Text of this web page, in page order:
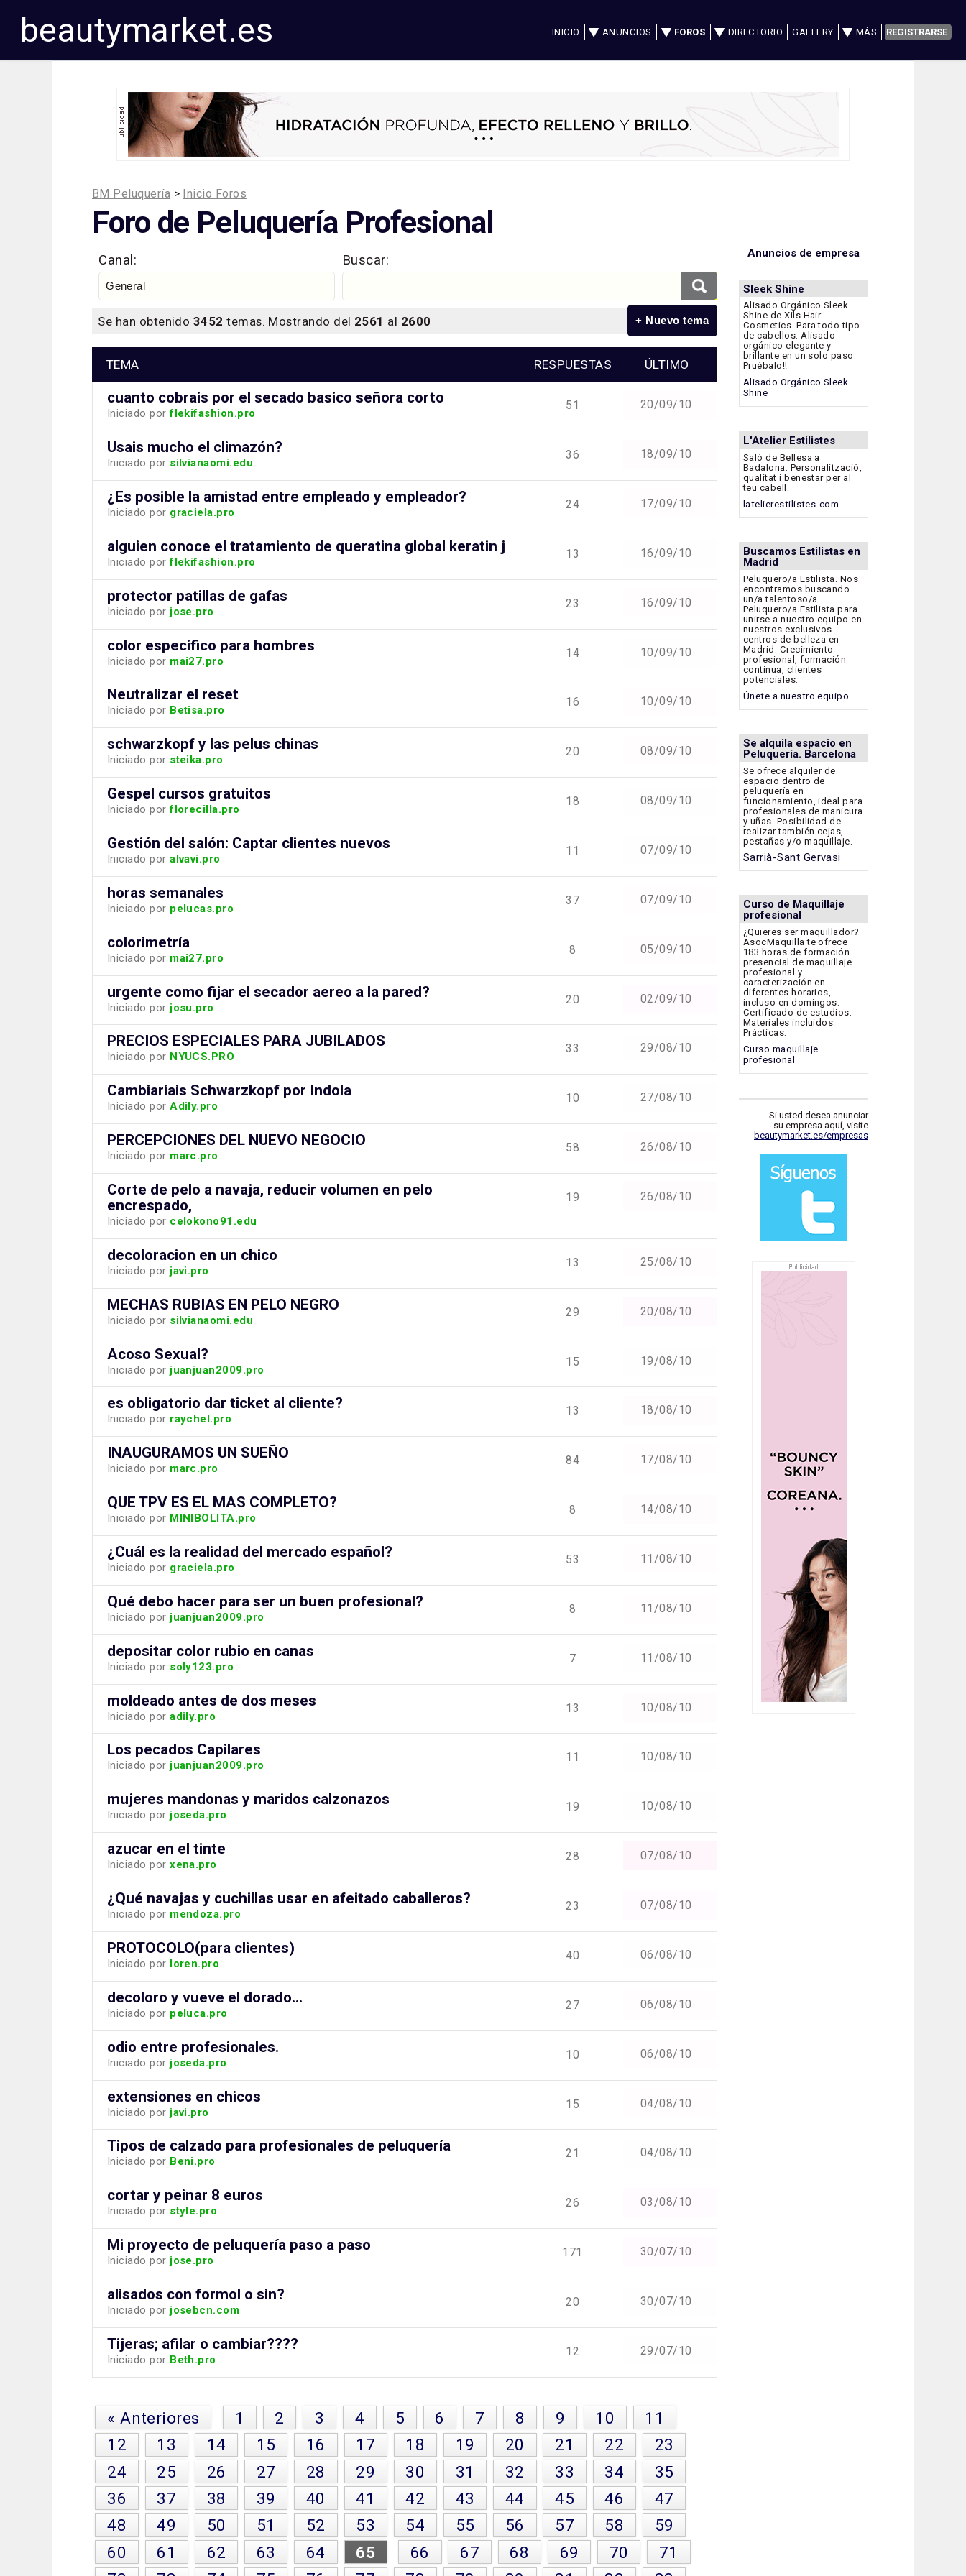
beautymarket.es INICIO ANUNCIOS FOROS DIRECTORIO GALLERY MÁS REGISTRARSE
BM Peluquería > Inicio Foros
Foro de Peluquería Profesional
Canal: Buscar:
+ Nuevo tema
Se han obtenido 3452 temas. Mostrando del 2561 al 2600
TEMA RESPUESTAS ÚLTIMO
cuanto cobrais por el secado basico señora corto
Iniciado porflekifashion.pro
51 20/09/10
Usais mucho el climazón?
Iniciado por silvianaomi.edu
36 18/09/10
¿Es posible la amistad entre empleado y empleador?
Iniciado por graciela.pro
24 17/09/10
alguien conoce el tratamiento de queratina global keratin j
Iniciado porflekifashion.pro
13 16/09/10
protector patillas de gafas
Iniciado por jose.pro
23 16/09/10
color especifico para hombres
Iniciado por mai27.pro
14 10/09/10
Neutralizar el reset
Iniciado por Betisa.pro
16 10/09/10
schwarzkopf y las pelus chinas
Iniciado por steika.pro
20 08/09/10
Gespel cursos gratuitos
Iniciado porflorecilla.pro
18 08/09/10
Gestión del salón: Captar clientes nuevos
Iniciado poralvavi.pro
11 07/09/10
horas semanales
Iniciado por pelucas.pro
37 07/09/10
colorimetría
Iniciado por mai27.pro
8 05/09/10
urgente como fijar el secador aereo a la pared?
Iniciado por josu.pro
20 02/09/10
PRECIOS ESPECIALES PARA JUBILADOS
Iniciado por NYUCS.PRO
33 29/08/10
Cambiariais Schwarzkopf por Indola
Iniciado porAdily.pro
10 27/08/10
PERCEPCIONES DEL NUEVO NEGOCIO
Iniciado por marc.pro
58 26/08/10
Corte de pelo a navaja, reducir volumen en pelo
encrespado,
Iniciado por celokono91.edu
19 26/08/10
decoloracion en un chico
Iniciado por javi.pro
13 25/08/10
MECHAS RUBIAS EN PELO NEGRO
Iniciado por silvianaomi.edu
29 20/08/10
Acoso Sexual?
Iniciado por juanjuan2009.pro
15 19/08/10
es obligatorio dar ticket al cliente?
Iniciado por raychel.pro
13 18/08/10
INAUGURAMOS UN SUEÑO
Iniciado por marc.pro
84 17/08/10
QUE TPV ES EL MAS COMPLETO?
Iniciado por MINIBOLITA.pro
8 14/08/10
¿Cuál es la realidad del mercado español?
Iniciado por graciela.pro
53 11/08/10
Qué debo hacer para ser un buen profesional?
Iniciado por juanjuan2009.pro
8 11/08/10
depositar color rubio en canas
Iniciado por soly123.pro
7 11/08/10
moldeado antes de dos meses
Iniciado poradily.pro
13 10/08/10
Los pecados Capilares
Iniciado por juanjuan2009.pro
11 10/08/10
mujeres mandonas y maridos calzonazos
Iniciado por joseda.pro
19 10/08/10
azucar en el tinte
Iniciado porxena.pro
28 07/08/10
¿Qué navajas y cuchillas usar en afeitado caballeros?
Iniciado por mendoza.pro
23 07/08/10
PROTOCOLO(para clientes)
Iniciado por loren.pro
40 06/08/10
decoloro y vueve el dorado...
Iniciado por peluca.pro
27 06/08/10
odio entre profesionales.
Iniciado por joseda.pro
10 06/08/10
extensiones en chicos
Iniciado por javi.pro
15 04/08/10
Tipos de calzado para profesionales de peluquería
Iniciado por Beni.pro
21 04/08/10
cortar y peinar 8 euros
Iniciado por style.pro
26 03/08/10
Mi proyecto de peluquería paso a paso
Iniciado por jose.pro
171 30/07/10
alisados con formol o sin?
Iniciado por josebcn.com
20 30/07/10
Tijeras; afilar o cambiar????
Iniciado por Beth.pro
12 29/07/10
« Anteriores 1 2 3 4 5 6 7 8 9 10
11
12
13 14 15 16 17 18 19 20 21 22
23
24
25 26 27 28 29 30 31 32 33 34
35
36
37 38 39 40 41 42 43 44 45 46
47
48
49 50 51 52 53 54 55 56 57 58
59
60
61 62 63 64 65 66 67 68 69 70
71
Anuncios de empresa
Sleek Shine
Alisado Orgánico Sleek
Shine de Xils Hair
Cosmetics. Para todo tipo
de cabellos. Alisado
orgánico elegante y
brillante en un solo paso.
Pruébalo!!
Alisado Orgánico Sleek
Shine
L'Atelier Estilistes
Saló de Bellesa a
Badalona. Personalització,
qualitat i benestar per al
teu cabell.
latelierestilistes.com
Buscamos Estilistas en
Madrid
Peluquero/a Estilista. Nos
encontramos buscando
un/a talentoso/a
Peluquero/a Estilista para
unirse a nuestro equipo en
nuestros exclusivos
centros de belleza en
Madrid. Crecimiento
profesional, formación
continua, clientes
potenciales.
Únete a nuestro equipo
Se alquila espacio en
Peluquería. Barcelona
Se ofrece alquiler de
espacio dentro de
peluquería en
funcionamiento, ideal para
profesionales de manicura
y uñas. Posibilidad de
realizar también cejas,
pestañas y/o maquillaje.
Sarrià-Sant Gervasi
Curso de Maquillaje
profesional
¿Quieres ser maquillador?
AsocMaquilla te ofrece
183 horas de formación
presencial de maquillaje
profesional y
caracterización en
diferentes horarios,
incluso en domingos.
Certificado de estudios.
Materiales incluidos.
Prácticas.
Curso maquillaje
profesional
Si usted desea anunciar
su empresa aquí, visite
beautymarket.es/empresas